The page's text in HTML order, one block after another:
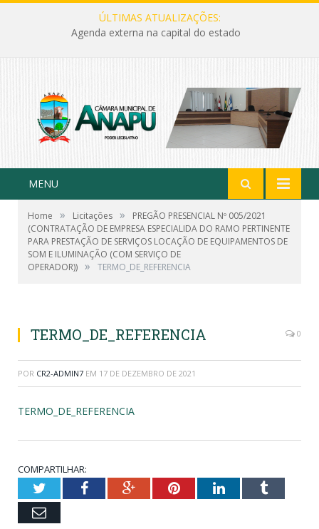
ÚLTIMAS ATUALIZAÇÕES:
Agenda externa na capital do estado
MENU
Home » Licitações »
PREGÃO PRESENCIAL Nº 005/2021
(CONTRATAÇÃO DE EMPRESA ESPECIALIDA DO RAMO PERTINENTE
PARA PRESTAÇÃO DE SERVIÇOS LOCAÇÃO DE EQUIPAMENTOS DE
SOM E ILUMINAÇÃO (COM SERVIÇO DE
OPERADOR)) » TERMO_DE_REFERENCIA
TERMO_DE_REFERENCIA 0
POR CR2-ADMIN7 EM 17 DE DEZEMBRO DE 2021
TERMO_DE_REFERENCIA
COMPARTILHAR:
TwitterFacebookGoogle+PinterestLinkedInTumblr
Email